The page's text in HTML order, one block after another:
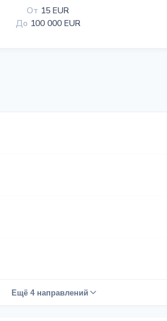
От 15 EUR
До 100 000 EUR
Ещё 4 направлений